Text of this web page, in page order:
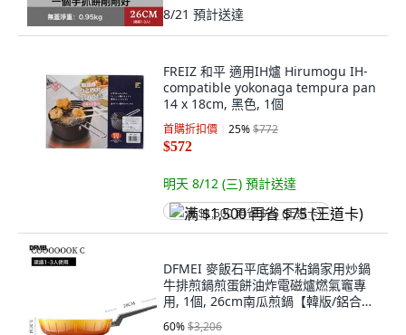
8/21 預計送達
FREIZ 和平 適用IH爐 Hirumogu IH-
compatible yokonaga tempura pan
14 x 18cm, 黑色, 1個
首購折扣價 25%$772
$572
明天 8/12 (三) 預計送達
满 $1,500 再省 $75 (王道卡)
DFMEI 麥飯石平底鍋不粘鍋家用炒鍋
牛排煎鍋煎蛋餅油炸電磁爐燃氣竈專
用, 1個, 26cm南瓜煎鍋【韓版/鋁合
金】無蓋:南瓜煎鍋, 1cm
60%$3,206